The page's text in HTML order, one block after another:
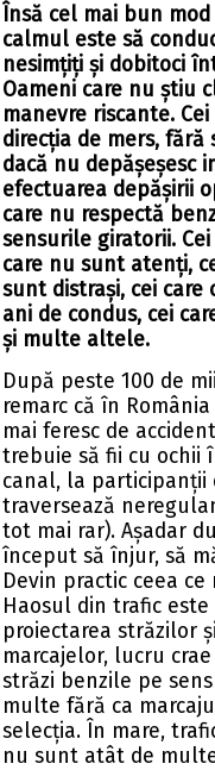
Însă cel mai bun
calmul este să
nesimțiți și dobitoci
Oameni care nu știu
manevre riscante.
direcția de mers, fără
dacă nu depășeșesc
efectuarea depășirii
care nu respectă
sensurile giratorii.
care nu sunt atenți,
sunt distrași, cei care
ani de condus, cei
și multe altele.
După peste 100 de
remarc că în
mai feresc de
trebuie să fii cu
canal, la participanții
traversează
tot mai rar). Așadar
început să înjur, să
Devin practic ceea
Haosul din trafic
proiectarea străzilor
marcajelor, lucru
străzi benzile pe
multe fără ca
selecția. În mare,
nu sunt atât de